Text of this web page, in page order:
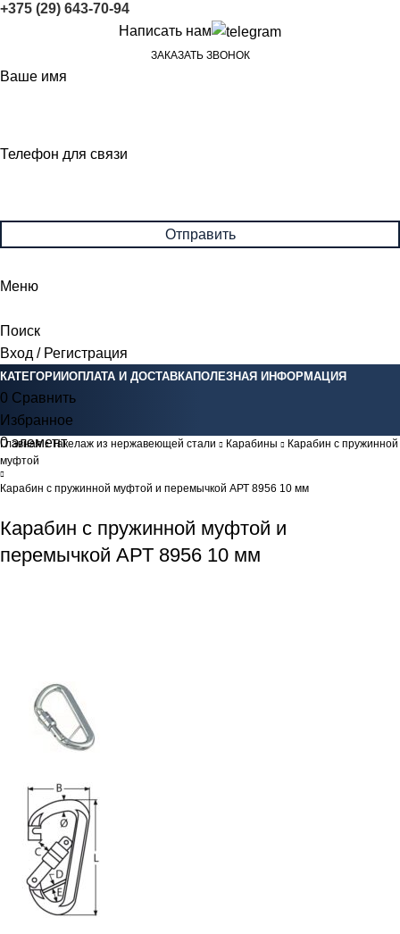
+375 (29) 643-70-94
Написать нам
ЗАКАЗАТЬ ЗВОНОК
Ваше имя
Телефон для связи
Меню
Поиск
Вход / Регистрация
КАТЕГОРИИОПЛАТА И ДОСТАВКАПОЛЕЗНАЯ ИНФОРМАЦИЯ
0 Сравнить
Избранное
0элемент 0Br
Главная Такелаж из нержавеющей стали Карабины
Карабин с пружинной
муфтой
Карабин с пружинной муфтой и перемычкой АРТ 8956 10 мм
Карабин с пружинной муфтой и
перемычкой АРТ 8956 10 мм